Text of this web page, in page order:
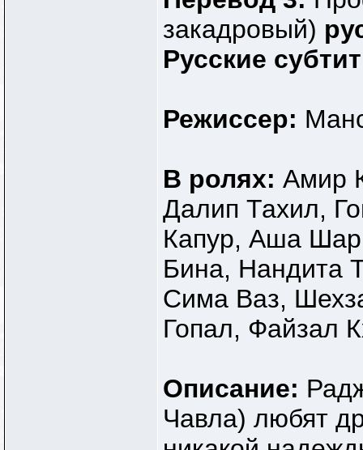
закадровый)
Русские
Режиссер:
В ролях: Амир
Далип Тахил,
Капур, Аша
Бина, Нандита
Сима Ваз,
Гопал, Файзал
Описание:
Чавла) любят